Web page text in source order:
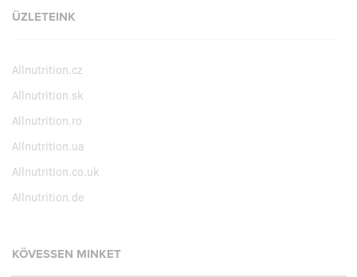
ÜZLETEINK
Allnutrition.cz
Allnutrition.sk
Allnutrition.ro
Allnutrition.ua
Allnutrition.co.uk
Allnutrition.de
KÖVESSEN MINKET